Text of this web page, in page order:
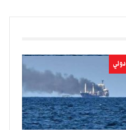
دولي